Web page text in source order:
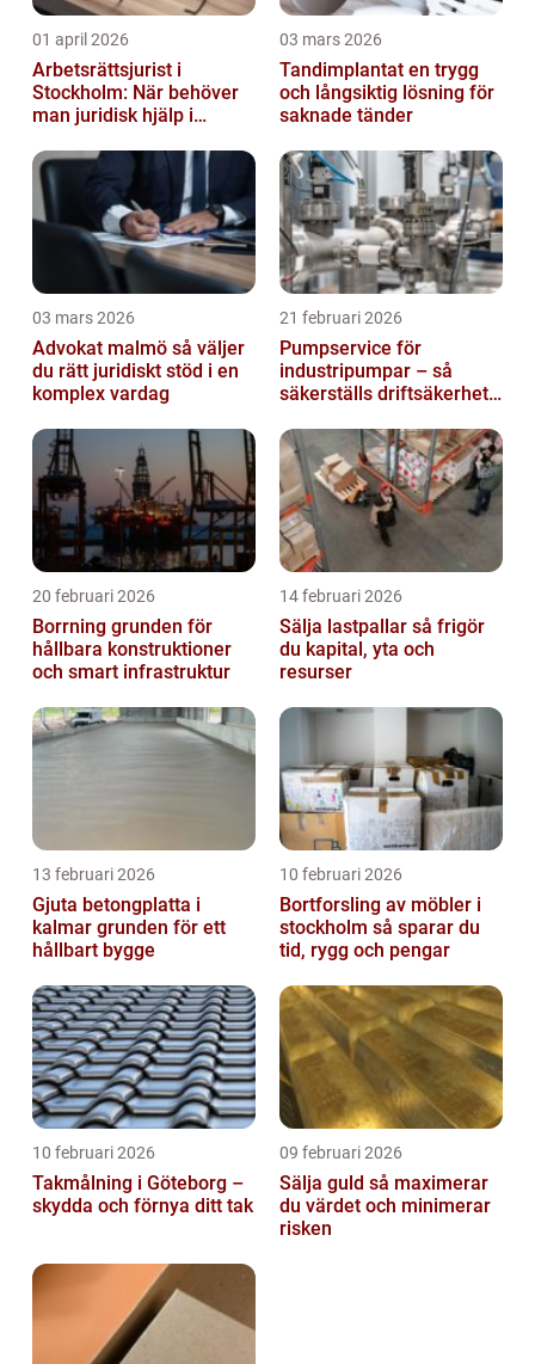
01 april 2026
Arbetsrättsjurist i
Stockholm: När behöver
man juridisk hjälp i
03 mars 2026
Tandimplantat en trygg
och långsiktig lösning för
saknade tänder
03 mars 2026
Advokat malmö så väljer
du rätt juridiskt stöd i en
komplex vardag
21 februari 2026
Pumpservice för
industripumpar – så
säkerställs driftsäkerhet
20 februari 2026
Borrning grunden för
hållbara konstruktioner
och smart infrastruktur
14 februari 2026
Sälja lastpallar så frigör
du kapital, yta och
resurser
13 februari 2026
Gjuta betongplatta i
kalmar grunden för ett
hållbart bygge
10 februari 2026
Bortforsling av möbler i
stockholm så sparar du
tid, rygg och pengar
10 februari 2026
Takmålning i Göteborg –
skydda och förnya ditt tak
09 februari 2026
Sälja guld så maximerar
du värdet och minimerar
risken